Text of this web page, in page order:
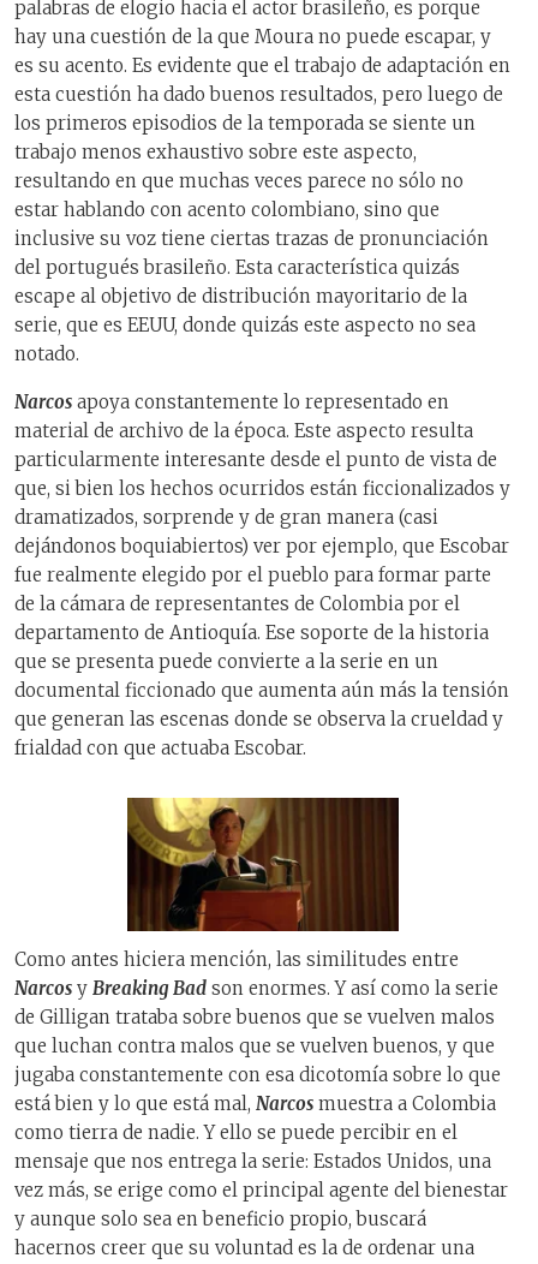
palabras de elogio hacia el actor brasileño, es porque
hay una cuestión de la que Moura no puede escapar, y
es su acento. Es evidente que el trabajo de adaptación en
esta cuestión ha dado buenos resultados, pero luego de
los primeros episodios de la temporada se siente un
trabajo menos exhaustivo sobre este aspecto,
resultando en que muchas veces parece no sólo no
estar hablando con acento colombiano, sino que
inclusive su voz tiene ciertas trazas de pronunciación
del portugués brasileño. Esta característica quizás
escape al objetivo de distribución mayoritario de la
serie, que es EEUU, donde quizás este aspecto no sea
notado.
Narcos apoya constantemente lo representado en
material de archivo de la época. Este aspecto resulta
particularmente interesante desde el punto de vista de
que, si bien los hechos ocurridos están ficcionalizados y
dramatizados, sorprende y de gran manera (casi
dejándonos boquiabiertos) ver por ejemplo, que Escobar
fue realmente elegido por el pueblo para formar parte
de la cámara de representantes de Colombia por el
departamento de Antioquía. Ese soporte de la historia
que se presenta puede convierte a la serie en un
documental ficcionado que aumenta aún más la tensión
que generan las escenas donde se observa la crueldad y
frialdad con que actuaba Escobar.
Como antes hiciera mención, las similitudes entre
Narcos y Breaking Bad son enormes. Y así como la serie
de Gilligan trataba sobre buenos que se vuelven malos
que luchan contra malos que se vuelven buenos, y que
jugaba constantemente con esa dicotomía sobre lo que
está bien y lo que está mal, Narcos muestra a Colombia
como tierra de nadie. Y ello se puede percibir en el
mensaje que nos entrega la serie: Estados Unidos, una
vez más, se erige como el principal agente del bienestar
y aunque solo sea en beneficio propio, buscará
hacernos creer que su voluntad es la de ordenar una